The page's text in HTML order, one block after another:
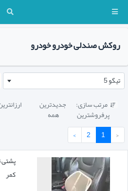
روکش صندلی خودرو خودرو
تیگو 5
 مرتب سازی: جدیدترین
پرفروشترین
همه
‹
1
2
›
کمر